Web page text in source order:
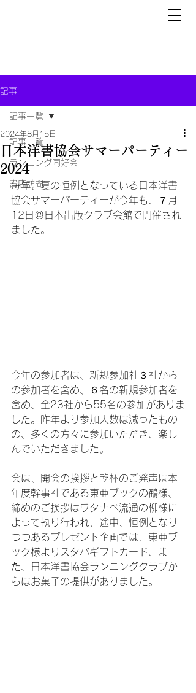
記事
記事一覧
ランニング同好会
書店訪問
記事一覧
日本洋書協会サマーパーティー
2024
2024年8月15日
毎年、夏の恒例となっている日本洋書
協会サマーパーティーが今年も、７月
12日＠日本出版クラブ会館で開催され
ました。
今年の参加者は、新規参加社３社から
の参加者を含め、６名の新規参加者を
含め、全23社から55名の参加がありま
した。昨年より参加人数は減ったもの
の、多くの方々に参加いただき、楽し
んでいただきました。
会は、開会の挨拶と乾杯のご発声は本
年度幹事社である東亜ブックの鶴様、
締めのご挨拶はワタナベ流通の柳様に
よって執り行われ、途中、恒例となり
つつあるプレゼント企画では、東亜ブ
ック様よりスタバギフトカード、ま
た、日本洋書協会ランニングクラブか
らはお菓子の提供がありました。